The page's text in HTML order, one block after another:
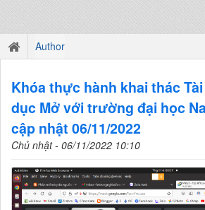
Author
Khóa thực hành khai thác
dục Mở với trường đại học
cập nhật 06/11/2022
Chủ nhật - 06/11/2022 10:10